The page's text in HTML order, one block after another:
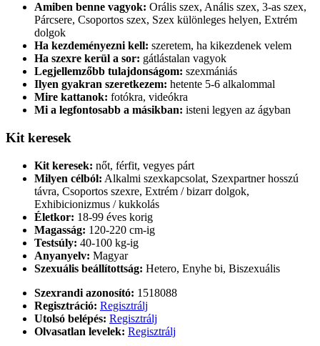
Amiben benne vagyok: Orális szex, Anális szex, 3-as szex,
Párcsere, Csoportos szex, Szex különleges helyen, Extrém
dolgok
Ha kezdeményezni kell: szeretem, ha kikezdenek velem
Ha szexre kerül a sor: gátlástalan vagyok
Legjellemzőbb tulajdonságom: szexmániás
Ilyen gyakran szeretkezem: hetente 5-6 alkalommal
Mire kattanok: fotókra, videókra
Mi a legfontosabb a másikban: isteni legyen az ágyban
Kit keresek
Kit keresek: nőt, férfit, vegyes párt
Milyen célból: Alkalmi szexkapcsolat, Szexpartner hosszú
távra, Csoportos szexre, Extrém / bizarr dolgok,
Exhibicionizmus / kukkolás
Életkor: 18-99 éves korig
Magasság: 120-220 cm-ig
Testsúly: 40-100 kg-ig
Anyanyelv: Magyar
Szexuális beállítottság: Hetero, Enyhe bi, Biszexuális
Szexrandi azonosító: 1518088
Regisztráció: Regisztrálj
Utolsó belépés: Regisztrálj
Olvasatlan levelek: Regisztrálj